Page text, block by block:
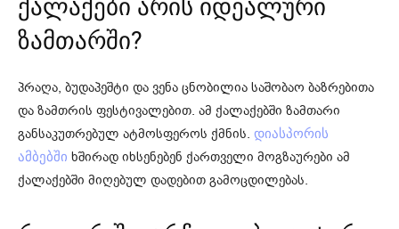
ქალაქები არის იდეალური
ზამთარში?
პრაღა, ბუდაპეშტი და ვენა ცნობილია საშობაო ბაზრებითა
და ზამთრის ფესტივალებით. ამ ქალაქებში ზამთარი
განსაკუთრებულ ატმოსფეროს ქმნის. დიასპორის
ამბებში ხშირად იხსენებენ ქართველი მოგზაურები ამ
ქალაქებში მიღებულ დადებით გამოცდილებას.